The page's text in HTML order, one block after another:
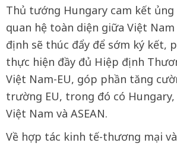
Thủ tướng Hungary cam kết ủng
quan hệ toàn diện giữa Việt Nam
định sẽ thúc đẩy để sớm ký kết,
thực hiện đầy đủ Hiệp định
Việt Nam-EU, góp phần tăng
trường EU, trong đó có
Việt Nam và ASEAN.
Về hợp tác kinh tế-thương mại